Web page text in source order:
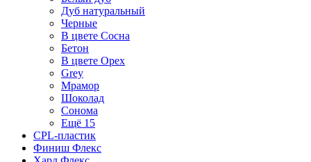
Дуб натуральный
Черные
В цвете Сосна
Бетон
В цвете Орех
Grey
Мрамор
Шоколад
Сонома
Ещё 15
CPL-пластик
Финиш Флекс